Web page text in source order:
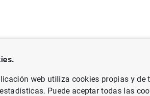
actuación
de España La inclusión financiera de los
web utiliza cookies propias y
Puede aceptar todas las